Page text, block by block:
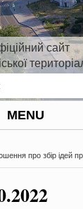
сайт
MENU
про збір ідей
роки Оголошення про